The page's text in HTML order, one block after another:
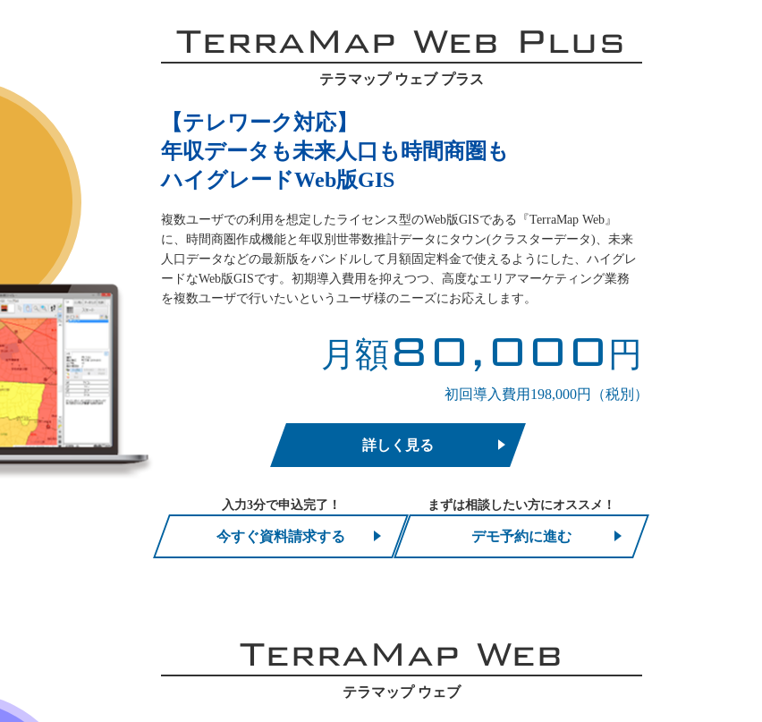
TerraMap Web Plus
テラマップ ウェブ プラス
【テレワーク対応】
年収データも未来人口も時間商圏も
ハイグレードWeb版GIS
複数ユーザでの利用を想定したライセンス型のWeb版GISである『TerraMap Web』
に、時間商圏作成機能と年収別世帯数推計データにタウン(クラスターデータ)、未来
人口データなどの最新版をバンドルして月額固定料金で使えるようにした、ハイグレ
ードなWeb版GISです。初期導入費用を抑えつつ、高度なエリアマーケティング業務
を複数ユーザで行いたいというユーザ様のニーズにお応えします。
月額80,000 円
初回導入費用198,000円（税別）
詳しく見る
入力3分で申込完了！
今すぐ資料請求する
まずは相談したい方にオススメ！
デモ予約に進む
TerraMap Web
テラマップ ウェブ